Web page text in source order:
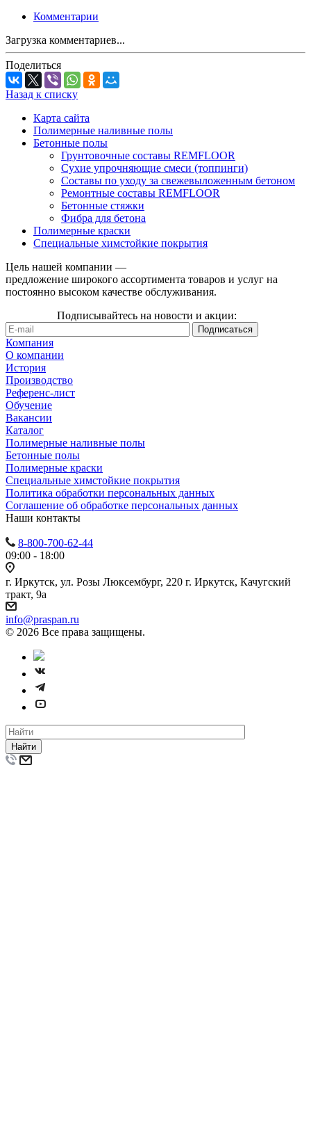
Комментарии
Загрузка комментариев...
Поделиться
Назад к списку
Карта сайта
Полимерные наливные полы
Бетонные полы
Грунтовочные составы REMFLOOR
Сухие упрочняющие смеси (топпинги)
Составы по уходу за свежевыложенным бетоном
Ремонтные составы REMFLOOR
Бетонные стяжки
Фибра для бетона
Полимерные краски
Специальные химстойкие покрытия
Цель нашей компании —
предложение широкого ассортимента товаров и услуг на
постоянно высоком качестве обслуживания.
Подписывайтесь на новости и акции:
Компания
О компании
История
Производство
Референс-лист
Обучение
Вакансии
Каталог
Полимерные наливные полы
Бетонные полы
Полимерные краски
Специальные химстойкие покрытия
Политика обработки персональных данных
Cоглашение об обработке персональных данных
Наши контакты
8-800-700-62-44
09:00 - 18:00
г. Иркутск, ул. Розы Люксембург, 220 г. Иркутск, Качугский
тракт, 9а
info@praspan.ru
© 2026 Все права защищены.
Найти